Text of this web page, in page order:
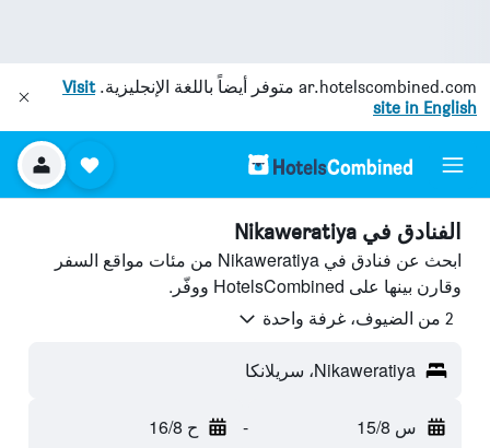
ar.hotelscombined.com متوفر أيضاً باللغة الإنجليزية.Visit
site in English
الفنادق في Nikaweratiya
ابحث عن فنادق في Nikaweratiya من مئات مواقع السفر
وقارن بينها على HotelsCombined ووفّر.
2 من الضيوف، غرفة واحدة
Nikaweratiya، سريلانكا
س 15/8 - ح 16/8